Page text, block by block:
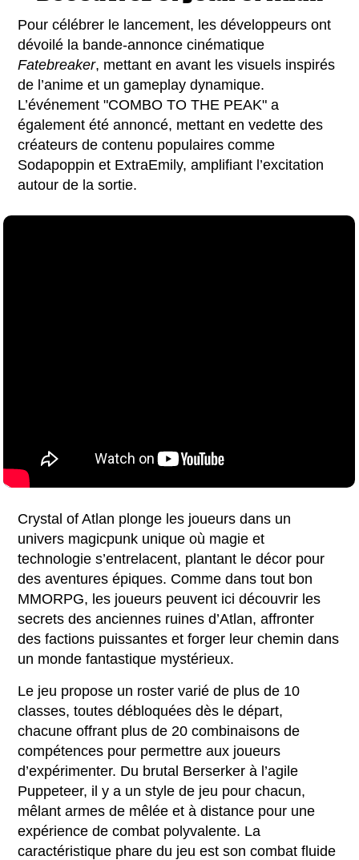
Pour célébrer le lancement, les développeurs ont
dévoilé la bande-annonce cinématique
Fatebreaker, mettant en avant les visuels inspirés
de l’anime et un gameplay dynamique.
L’événement "COMBO TO THE PEAK" a
également été annoncé, mettant en vedette des
créateurs de contenu populaires comme
Sodapoppin et ExtraEmily, amplifiant l’excitation
autour de la sortie.
Crystal of Atlan plonge les joueurs dans un
univers magicpunk unique où magie et
technologie s’entrelacent, plantant le décor pour
des aventures épiques. Comme dans tout bon
MMORPG, les joueurs peuvent ici découvrir les
secrets des anciennes ruines d’Atlan, affronter
des factions puissantes et forger leur chemin dans
un monde fantastique mystérieux.
Le jeu propose un roster varié de plus de 10
classes, toutes débloquées dès le départ,
chacune offrant plus de 20 combinaisons de
compétences pour permettre aux joueurs
d’expérimenter. Du brutal Berserker à l’agile
Puppeteer, il y a un style de jeu pour chacun,
mêlant armes de mêlée et à distance pour une
expérience de combat polyvalente. La
caractéristique phare du jeu est son combat fluide